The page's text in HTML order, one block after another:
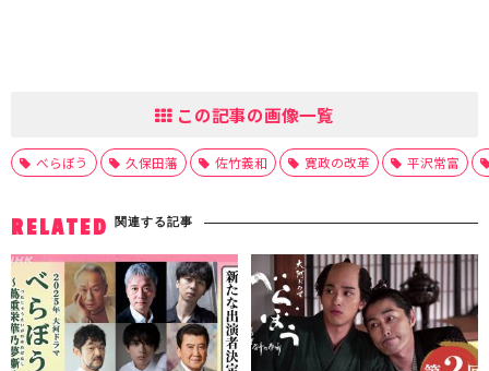
この記事の画像一覧
べらぼう 久保田藩 佐竹義和 寛政の改革 平沢常富
RELATED 関連する記事